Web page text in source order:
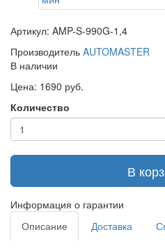
Артикул: AMP-S-990G-1,4
Производитель AUTOMASTER
В наличии
Цена: 1690 руб.
Количество
В
Информация о гарантии
Описание
Доставка